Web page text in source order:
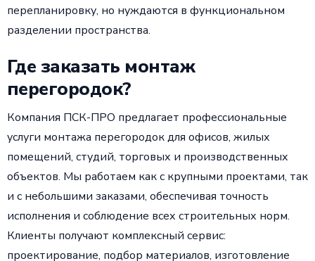
перепланировку, но нуждаются в функциональном
разделении пространства.
Где заказать монтаж
перегородок?
Компания ПСК-ПРО предлагает профессиональные
услуги монтажа перегородок для офисов, жилых
помещений, студий, торговых и производственных
объектов. Мы работаем как с крупными проектами, так
и с небольшими заказами, обеспечивая точность
исполнения и соблюдение всех строительных норм.
Клиенты получают комплексный сервис:
проектирование, подбор материалов, изготовление